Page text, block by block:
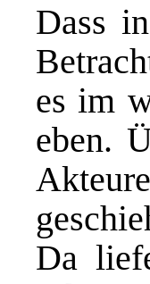
Dass
es im
eben.
Da